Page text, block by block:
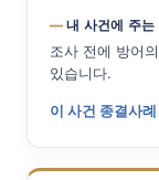
내 사건에 주는
조사 전에 방어
있습니다.
이 사건 종결사